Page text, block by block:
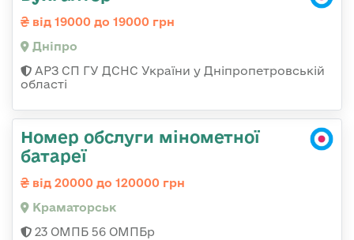
від 19000 до 19000 грн
Дніпро
АРЗ СП ГУ ДСНС України у Дніпропетровській
області
Номер обслуги мінометної
батареї
від 20000 до 120000 грн
Краматорськ
23 ОМПБ 56 ОМПБр